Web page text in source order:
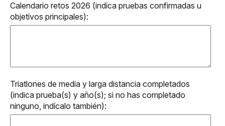
Calendario retos 2026 (indica pruebas confirmadas u
objetivos principales):
Triatlones de media y larga distancia completados
(indica prueba(s) y año(s); si no has completado
ninguno, indícalo también):